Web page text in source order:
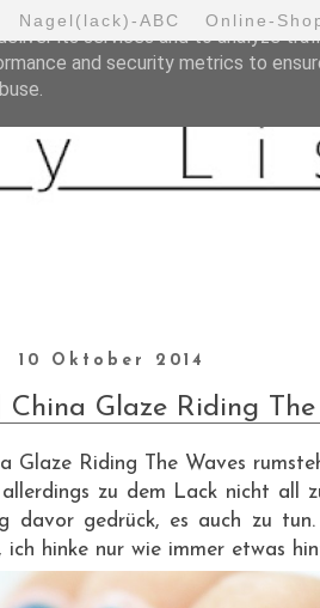
Nagel(lack)-ABC Online-
10 Oktober 2014
China Glaze Riding The
Glaze Riding The Waves
zu dem Lack nicht all
davor gedrück, es auch zu
hinke nur wie immer etwas
its services and to analyze
and security metrics to